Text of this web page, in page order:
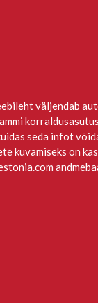
väljendab
seda infot
kuvamiseks on